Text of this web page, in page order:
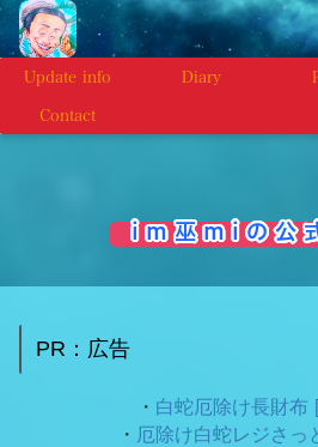
Update info Diary
Contact
i m 巫 m i の 公
PR：広告
・ 白蛇厄除け長財布
・ 厄除け白蛇レジさっ